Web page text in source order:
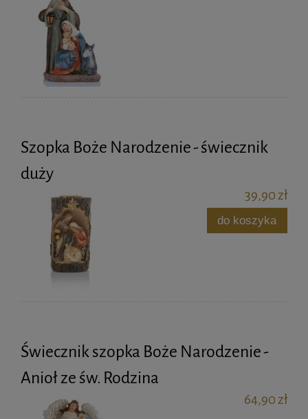
Szopka Boże Narodzenie - świecznik
duży
39,90 zł
do koszyka
Świecznik szopka Boże Narodzenie -
Anioł ze św. Rodzina
64,90 zł